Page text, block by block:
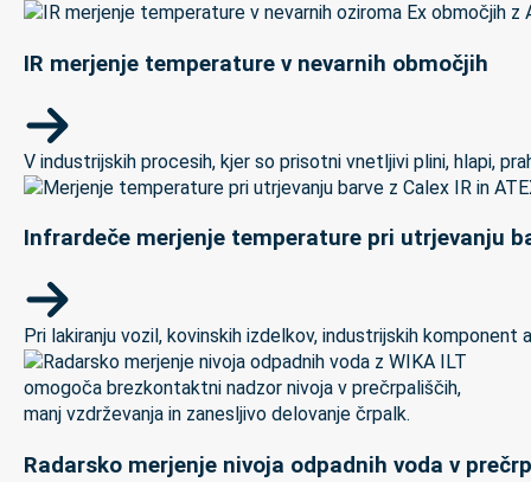
IR merjenje temperature v nevarnih območjih
V industrijskih procesih, kjer so prisotni vnetljivi plini, hlapi,
Infrardeče merjenje temperature pri utrjevanju
Pri lakiranju vozil, kovinskih izdelkov, industrijskih
Radarsko merjenje nivoja odpadnih voda v